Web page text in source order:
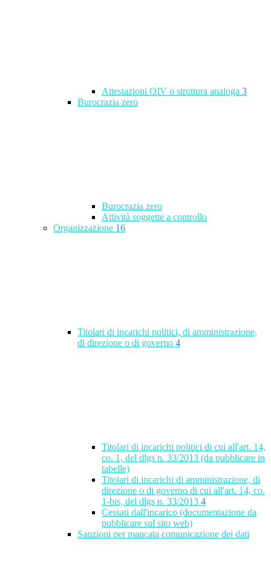
Attestazioni OIV o struttura analoga 3
Burocrazia zero
Burocrazia zero
Attività soggette a controllo
Organizzazione 16
Titolari di incarichi politici, di amministrazione,
di direzione o di governo 4
Titolari di incarichi politici di cui all'art. 14,
co. 1, del dlgs n. 33/2013 (da pubblicare in
tabelle)
Titolari di incarichi di amministrazione, di
direzione o di governo di cui all'art. 14, co.
1-bis, del dlgs n. 33/2013 4
Cessati dall'incarico (documentazione da
pubblicare sul sito web)
Sanzioni per mancata comunicazione dei dati